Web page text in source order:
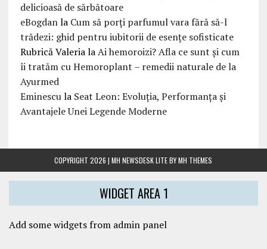
delicioasă de sărbătoare
eBogdanla Cum să porți parfumul vara fără să-l
trădezi: ghid pentru iubitorii de esențe sofisticate
Rubrică ValerialaAi hemoroizi? Afla ce sunt și cum
îi tratăm cu Hemoroplant – remedii naturale de la
Ayurmed
Eminescula Seat Leon: Evoluția, Performanța și
Avantajele Unei Legende Moderne
COPYRIGHT 2026 | MH NEWSDESK LITE BYMH THEMES
WIDGET AREA 1
Add some widgets from admin panel